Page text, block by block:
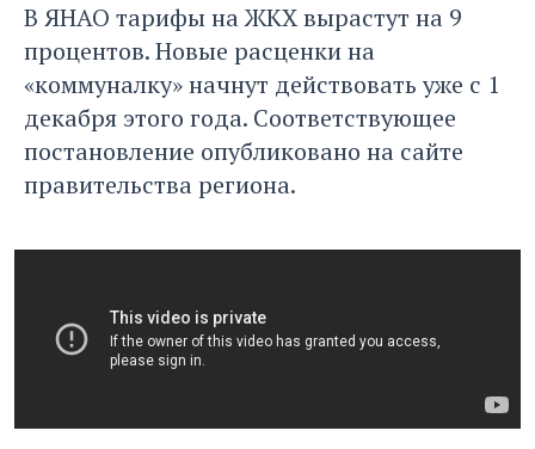
В ЯНАО тарифы на ЖКХ вырастут на 9
процентов. Новые расценки на
«коммуналку» начнут действовать уже с 1
декабря этого года. Соответствующее
постановление опубликовано на сайте
правительства региона.